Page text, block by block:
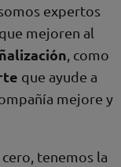
expertos
mejoren al
, como
que ayude a
mejore y
tenemos la